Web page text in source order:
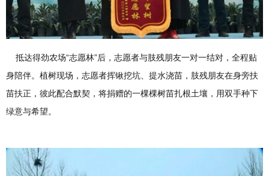
抵达得劲农场“志愿林”后，志愿者与肢残朋友一对一结对，全程贴
身陪伴。植树现场，志愿者挥锹挖坑、提水浇苗，肢残朋友在身旁扶
苗扶正，彼此配合默契，将捐赠的一棵棵树苗扎根土壤，用双手种下
绿意与希望。